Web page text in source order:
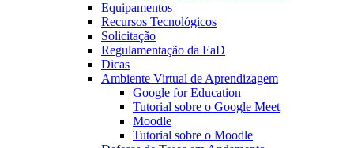
Equipamentos
Recursos Tecnológicos
Solicitação
Regulamentação da EaD
Dicas
Ambiente Virtual de Aprendizagem
Google for Education
Tutorial sobre o Google Meet
Moodle
Tutorial sobre o Moodle